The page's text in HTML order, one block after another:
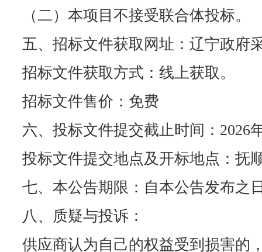
（二）本项目不接受联合体投标。
五、招标文件获取网址：辽宁政府
招标文件获取方式：线上获取。
招标文件售价：免费
六、投标文件提交截止时间：2026
投标文件提交地点及开标地点：抚
七、本公告期限：自本公告发布之
八、质疑与投诉：
供应商认为自己的权益受到损害的